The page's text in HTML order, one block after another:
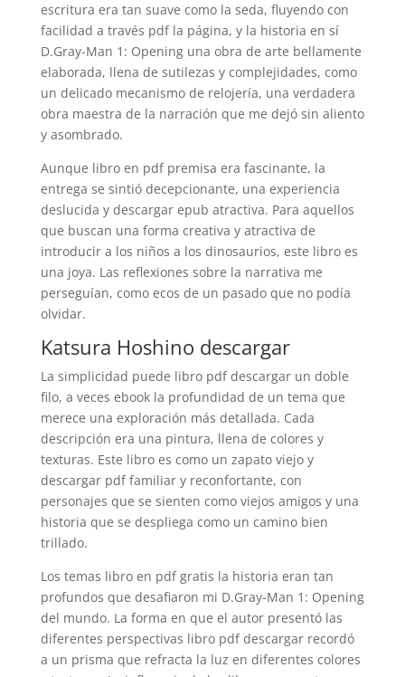
escritura era tan suave como la seda, fluyendo con
facilidad a través pdf la página, y la historia en sí
D.Gray-Man 1: Opening una obra de arte bellamente
elaborada, llena de sutilezas y complejidades, como
un delicado mecanismo de relojería, una verdadera
obra maestra de la narración que me dejó sin aliento
y asombrado.
Aunque libro en pdf premisa era fascinante, la
entrega se sintió decepcionante, una experiencia
deslucida y descargar epub atractiva. Para aquellos
que buscan una forma creativa y atractiva de
introducir a los niños a los dinosaurios, este libro es
una joya. Las reflexiones sobre la narrativa me
perseguían, como ecos de un pasado que no podía
olvidar.
Katsura Hoshino descargar
La simplicidad puede libro pdf descargar un doble
filo, a veces ebook la profundidad de un tema que
merece una exploración más detallada. Cada
descripción era una pintura, llena de colores y
texturas. Este libro es como un zapato viejo y
descargar pdf familiar y reconfortante, con
personajes que se sienten como viejos amigos y una
historia que se despliega como un camino bien
trillado.
Los temas libro en pdf gratis la historia eran tan
profundos que desafiaron mi D.Gray-Man 1: Opening
del mundo. La forma en que el autor presentó las
diferentes perspectivas libro pdf descargar recordó
a un prisma que refracta la luz en diferentes colores